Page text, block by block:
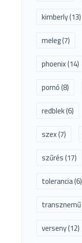
kimberly(13)
meleg(7)
phoenix(14)
pornó(8)
redblek(6)
szex(7)
szűrés(17)
tolerancia(6)
transznemű
verseny(12)